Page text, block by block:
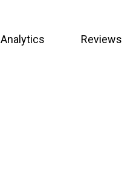
Analytics Reviews